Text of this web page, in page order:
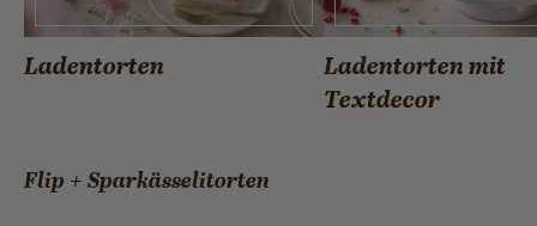
Ladentorten
Ladentorten mit
Textdecor
Flip + Sparkässelitorten